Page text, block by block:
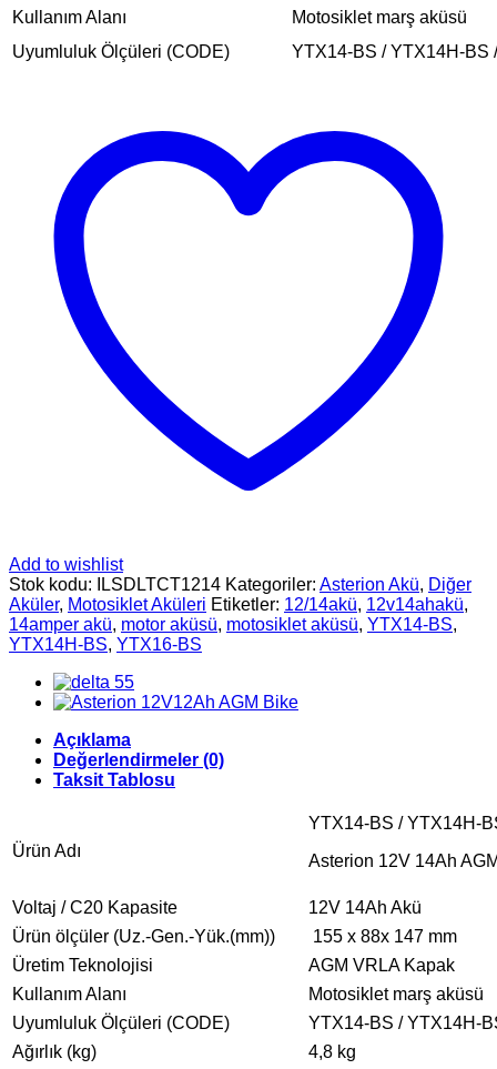
Kullanım Alanı
Motosiklet marş aküsü
Uyumluluk Ölçüleri (CODE)
YTX14-BS / YTX14H-BS
Add to wishlist
Stok kodu:
ILSDLTCT1214 Kategoriler: Asterion Akü, Diğer
Aküler, Motosiklet Aküleri Etiketler: 12/14akü, 12v14ahakü,
14amper akü, motor aküsü, motosiklet aküsü, YTX14-BS,
YTX14H-BS, YTX16-BS
Açıklama
Değerlendirmeler (0)
Taksit Tablosu
Ürün Adı
YTX14-BS / YTX14H-
Asterion 12V 14Ah
Voltaj / C20 Kapasite
12V 14Ah Akü
Ürün ölçüler (Uz.-Gen.-Yük.(mm))
155 x 88x 147 mm
Üretim Teknolojisi
AGM VRLA Kapak
Kullanım Alanı
Motosiklet marş aküsü
Uyumluluk Ölçüleri (CODE)
YTX14-BS / YTX14H-
Ağırlık (kg)
4,8 kg